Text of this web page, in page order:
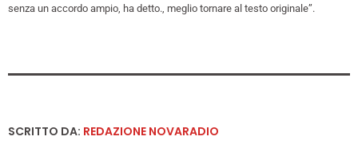
senza un accordo ampio, ha detto., meglio tornare al testo originale”.
SCRITTO DA: REDAZIONE NOVARADIO